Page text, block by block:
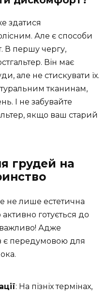
здатися
Але є способи
В першу чергу,
Він має
але не стискувати їх.
тканинам,
І не забувайте
якщо ваш старий
грудей на
не лише естетична
готується до
Адже
є передумовою для
: На пізніх термінах,